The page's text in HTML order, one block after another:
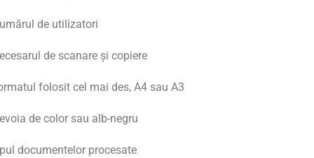
de utilizatori
de scanare și copiere
folosit cel mai des, A4 sau A3
de color sau alb-negru
documentelor procesate